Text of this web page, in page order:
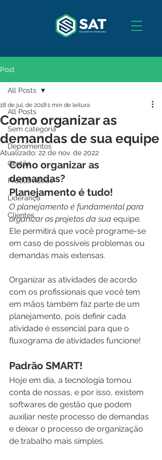
Post
All Posts
Sem categoria
Depoimentos
Gestão
Produtividade
Liderança
Clientes
All Posts
Como organizar as
demandas de sua equipe
18 de jul. de 20181 min de leitura
Atualizado: 22 de nov. de 2022
Como organizar as
demandas?
Planejamento é tudo!
O planejamento é fundamental para
organizar os projetos da sua equipe.
Ele permitirá que você programe-se
em caso de possíveis problemas ou
demandas mais extensas.
Organizar as atividades de acordo
com os profissionais que você tem
em mãos também faz parte de um
planejamento, pois definir cada
atividade é essencial para que o
fluxograma de atividades funcione!
Padrão SMART!
Hoje em dia, a tecnologia tomou
conta de nossas, e por isso, existem
softwares de gestão que podem
auxiliar neste processo de demandas
e deixar o processo de organização
de trabalho mais simples.